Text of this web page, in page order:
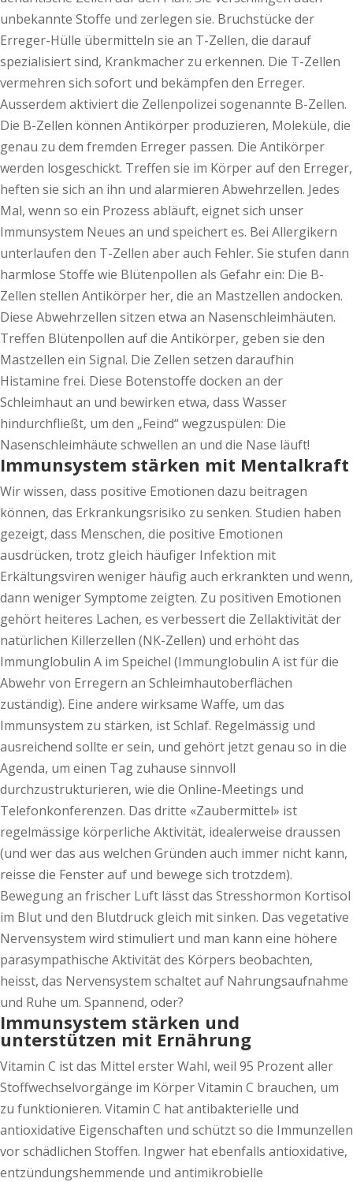
unbekannte Stoffe und zerlegen sie. Bruchstücke der
Erreger-Hülle übermitteln sie an T-Zellen, die darauf
spezialisiert sind, Krankmacher zu erkennen. Die T-Zellen
vermehren sich sofort und bekämpfen den Erreger.
Ausserdem aktiviert die Zellenpolizei sogenannte B-Zellen.
Die B-Zellen können Antikörper produzieren, Moleküle, die
genau zu dem fremden Erreger passen. Die Antikörper
werden losgeschickt. Treffen sie im Körper auf den Erreger,
heften sie sich an ihn und alarmieren Abwehrzellen. Jedes
Mal, wenn so ein Prozess abläuft, eignet sich unser
Immunsystem Neues an und speichert es. Bei Allergikern
unterlaufen den T-Zellen aber auch Fehler. Sie stufen dann
harmlose Stoffe wie Blütenpollen als Gefahr ein: Die B-
Zellen stellen Antikörper her, die an Mastzellen andocken.
Diese Abwehrzellen sitzen etwa an Nasenschleimhäuten.
Treffen Blütenpollen auf die Antikörper, geben sie den
Mastzellen ein Signal. Die Zellen setzen daraufhin
Histamine frei. Diese Botenstoffe docken an der
Schleimhaut an und bewirken etwa, dass Wasser
hindurchfließt, um den „Feind“ wegzuspülen: Die
Nasenschleimhäute schwellen an und die Nase läuft!
Immunsystem stärken mit Mentalkraft
Wir wissen, dass positive Emotionen dazu beitragen
können, das Erkrankungsrisiko zu senken. Studien haben
gezeigt, dass Menschen, die positive Emotionen
ausdrücken, trotz gleich häufiger Infektion mit
Erkältungsviren weniger häufig auch erkrankten und wenn,
dann weniger Symptome zeigten. Zu positiven Emotionen
gehört heiteres Lachen, es verbessert die Zellaktivität der
natürlichen Killerzellen (NK-Zellen) und erhöht das
Immunglobulin A im Speichel (Immunglobulin A ist für die
Abwehr von Erregern an Schleimhautoberflächen
zuständig). Eine andere wirksame Waffe, um das
Immunsystem zu stärken, ist Schlaf. Regelmässig und
ausreichend sollte er sein, und gehört jetzt genau so in die
Agenda, um einen Tag zuhause sinnvoll
durchzustrukturieren, wie die Online-Meetings und
Telefonkonferenzen. Das dritte «Zaubermittel» ist
regelmässige körperliche Aktivität, idealerweise draussen
(und wer das aus welchen Gründen auch immer nicht kann,
reisse die Fenster auf und bewege sich trotzdem).
Bewegung an frischer Luft lässt das Stresshormon Kortisol
im Blut und den Blutdruck gleich mit sinken. Das vegetative
Nervensystem wird stimuliert und man kann eine höhere
parasympathische Aktivität des Körpers beobachten,
heisst, das Nervensystem schaltet auf Nahrungsaufnahme
und Ruhe um. Spannend, oder?
Immunsystem stärken und
unterstützen mit Ernährung
Vitamin C ist das Mittel erster Wahl, weil 95 Prozent aller
Stoffwechselvorgänge im Körper Vitamin C brauchen, um
zu funktionieren. Vitamin C hat antibakterielle und
antioxidative Eigenschaften und schützt so die Immunzellen
vor schädlichen Stoffen. Ingwer hat ebenfalls antioxidative,
entzündungshemmende und antimikrobielle